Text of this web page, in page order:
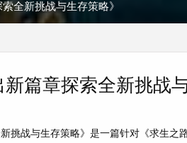
全新挑战与生存策略》
新篇章探索全新挑战
挑战与生存策略》是一篇针对《求生之